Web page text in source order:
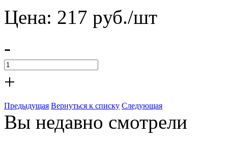
Цена: 217 pуб./шт
-
+
Предыдущая Вернуться к списку Следующая
Вы недавно смотрели